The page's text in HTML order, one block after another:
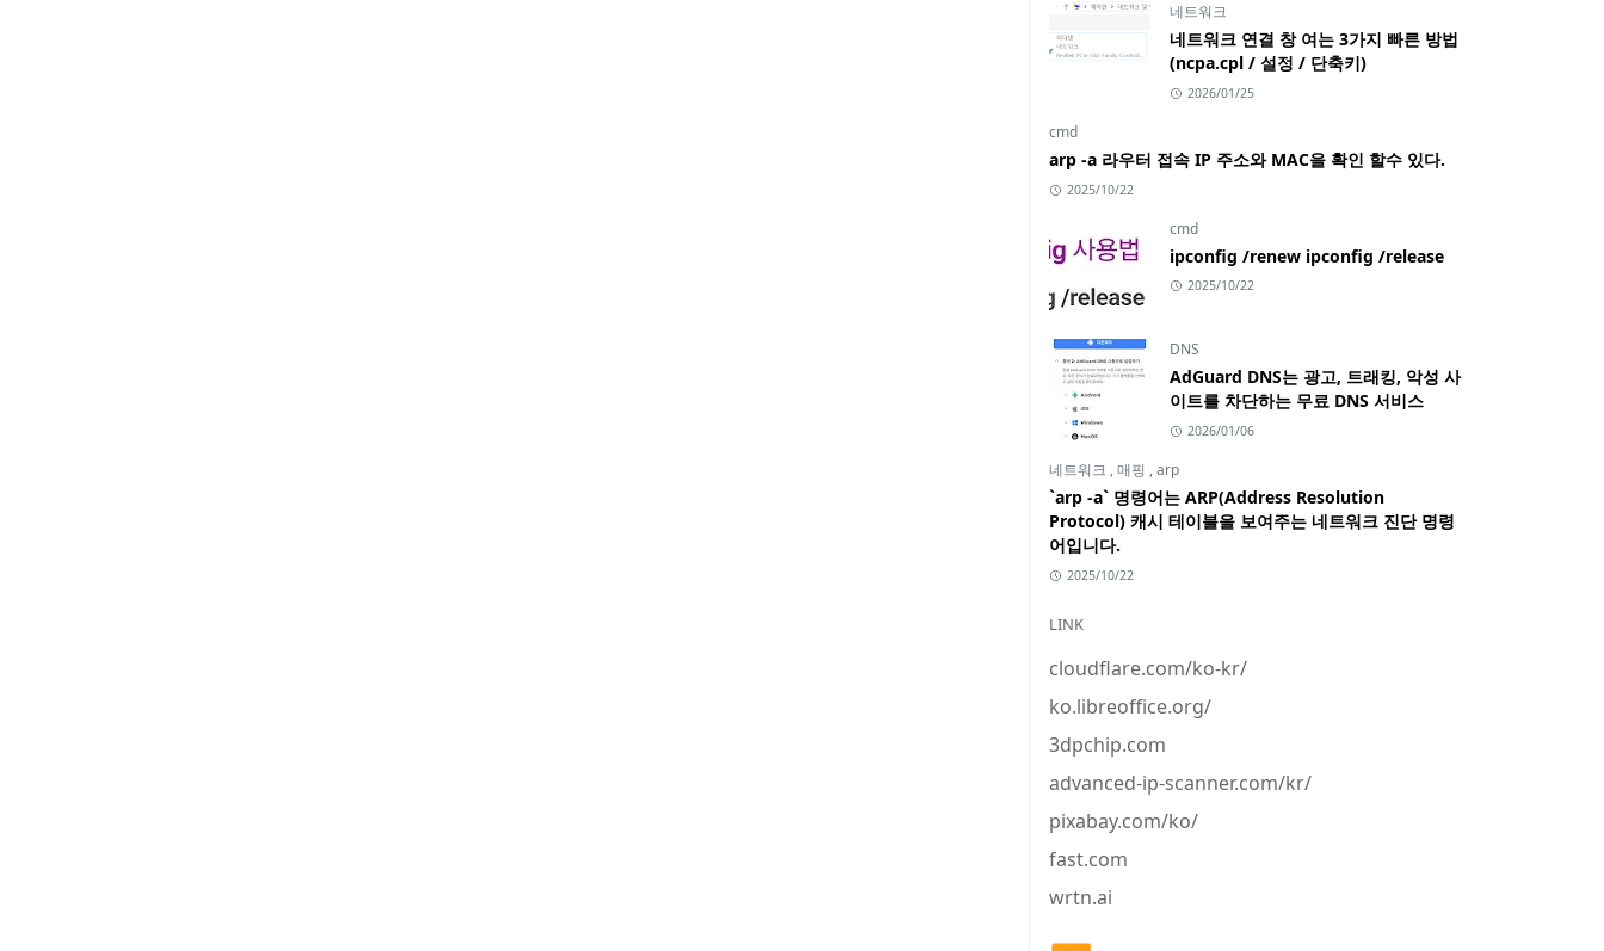
네트워크
네트워크 연결 창 여는 3가지 빠른 방법
(ncpa.cpl / 설정 / 단축키)
2026/01/25
cmd
arp -a 라우터 접속 IP 주소와 MAC을 확인 할수 있다.
2025/10/22
cmd
ipconfig /renew ipconfig /release
2025/10/22
DNS
AdGuard DNS는 광고, 트래킹, 악성 사
이트를 차단하는 무료 DNS 서비스
2026/01/06
네트워크 ,매핑 ,arp
`arp -a` 명령어는 ARP(Address Resolution
Protocol) 캐시 테이블을 보여주는 네트워크 진단 명령
어입니다.
2025/10/22
LINK
cloudflare.com/ko-kr/
ko.libreoffice.org/
3dpchip.com
advanced-ip-scanner.com/kr/
pixabay.com/ko/
fast.com
wrtn.ai